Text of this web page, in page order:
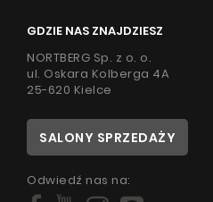
GDZIE NAS ZNAJDZIESZ
NORTBERG Sp. z o. o.
ul. Oskara Kolberga 4A
25-620 Kielce
SALONY SPRZEDAŻY
Odwiedź nas na: